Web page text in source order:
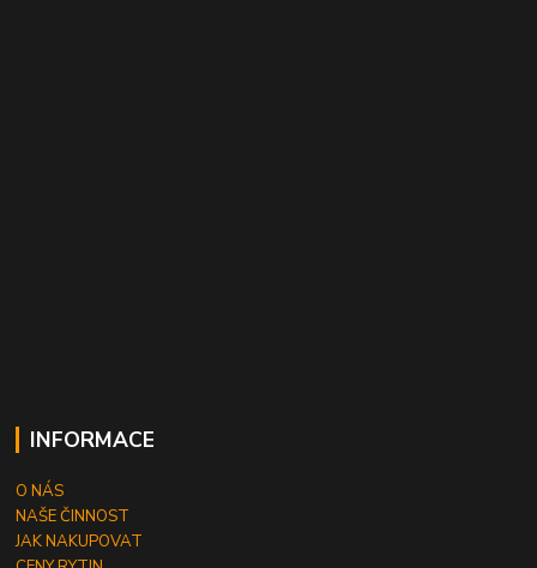
INFORMACE
O NÁS
NAŠE ČINNOST
JAK NAKUPOVAT